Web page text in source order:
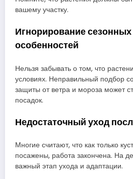
вашему участку.
Игнорирование
особенностей
Нельзя забывать о том, что
условиях. Неправильный подбор
защиты от ветра и мороза может
посадок.
Недостаточный уход
Многие считают, что как только
посажены, работа закончена. На
важный этап ухода и адаптации.